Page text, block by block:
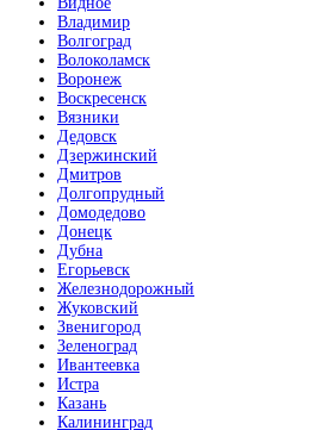
Владимир
Волгоград
Волоколамск
Воронеж
Воскресенск
Вязники
Дедовск
Дзержинский
Дмитров
Долгопрудный
Домодедово
Донецк
Дубна
Егорьевск
Железнодорожный
Жуковский
Звенигород
Зеленоград
Ивантеевка
Истра
Казань
Калининград